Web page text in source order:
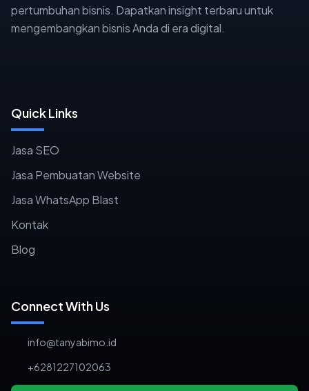
pertumbuhan bisnis. Dapatkan insight terbaru untuk
mengembangkan bisnis Anda di era digital.
Quick Links
Jasa SEO
Jasa Pembuatan Website
Jasa WhatsApp Blast
Kontak
Blog
Connect With Us
info@tanyabimo.id
+6281227102063